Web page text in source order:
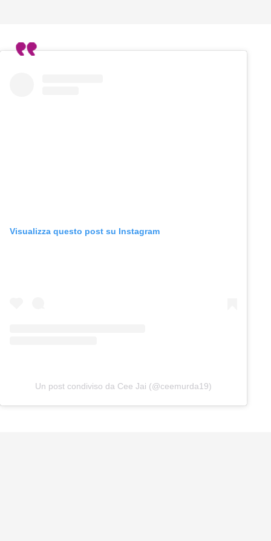
Visualizza questo post su Instagram
Un post condiviso da Cee Jai (@ceemurda19)